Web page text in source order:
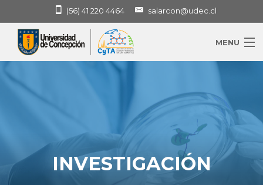
(56) 41 220 4464 salarcon@udec.cl
MENU
Inicio
InvestigaciónINVESTIGACIÓN